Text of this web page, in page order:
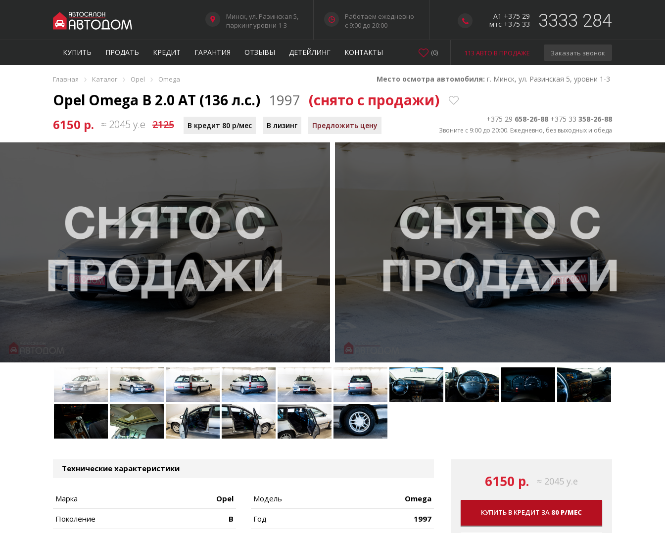
A1 +375 29
мтс +375 33
3333 284
Минск, ул. Разинская 5,
паркинг уровни 1-3
Работаем ежедневно
c 9:00 до 20:00
КУПИТЬ ПРОДАТЬ КРЕДИТ ГАРАНТИЯ ОТЗЫВЫ ДЕТЕЙЛИНГ КОНТАКТЫ 113 АВТО В ПРОДАЖЕ Заказать звонок
(0)
Главная › Каталог › Opel › Omega Место осмотра автомобиля: г. Минск, ул. Разинская 5, уровни 1-3
Opel Omega B 2.0 AT (136 л.с.) 1997 (снято с продажи)
6150 р. ≈ 2045 у.е 2125 В кредит 80 р/мес В лизинг Предложить цену
+375 29 658-26-88 +375 33 358-26-88
Звоните с 9:00 до 20:00. Ежедневно, без выходных и обеда
Технические характеристики
Марка Opel Модель Omega
Поколение B Год 1997
6150 р. ≈ 2045 у.е
КУПИТЬ В КРЕДИТ ЗА 80 Р/МЕС